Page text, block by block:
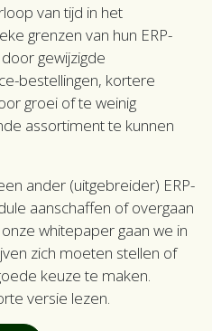
van tijd in het
grenzen van hun ERP-
gewijzigde
bestellingen, kortere
groei of te weinig
assortiment te kunnen
ander (uitgebreider) ERP-
aanschaffen of overgaan
whitepaper gaan we in
zich moeten stellen of
keuze te maken.
versie lezen.